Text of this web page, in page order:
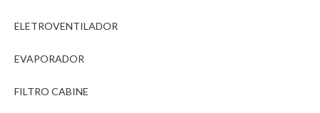
ELETROVENTILADOR
EVAPORADOR
FILTRO CABINE